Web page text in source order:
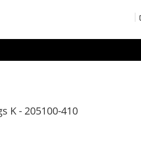
K - 205100-410